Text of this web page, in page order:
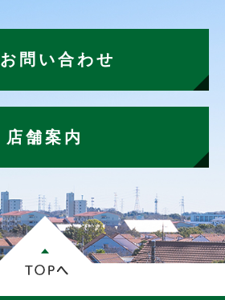
お問い合わせ
店舗案内